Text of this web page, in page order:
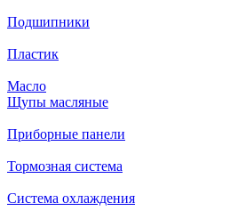
Подшипники
Пластик
Масло
Щупы масляные
Приборные панели
Тормозная система
Система охлаждения